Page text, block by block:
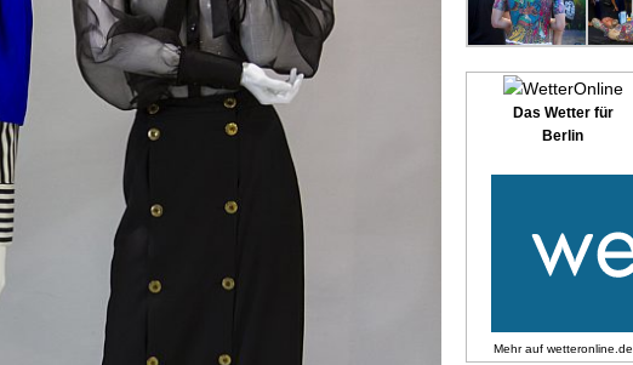
Das Wetter für
Berlin
Mehr auf wetteronline.de